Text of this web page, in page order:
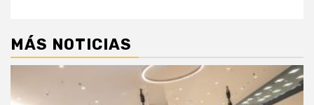
MÁS NOTICIAS